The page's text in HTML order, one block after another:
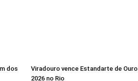
dos
Viradouro vence Estandarte de Ouro
2026 no Rio